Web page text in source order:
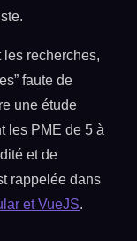
les recherches,
faute de
une étude
les PME de 5 à
et de
rappelée dans
et VueJS.